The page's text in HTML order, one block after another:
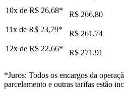
10x de R$ 26,68*
R$ 266,80
11x de R$ 23,79*
R$ 261,74
12x de R$ 22,66* R$ 271,91
*Juros: Todos os encargos da
parcelamento e outras tarifas estão